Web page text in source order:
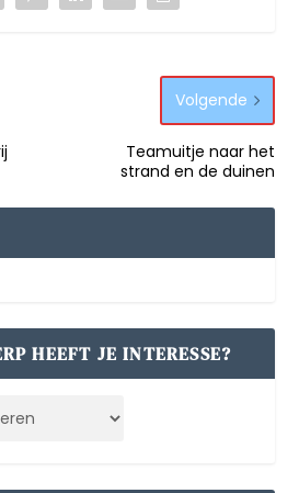
Volgende
Teamuitje naar het
strand en de duinen
HEEFT JE INTERESSE?